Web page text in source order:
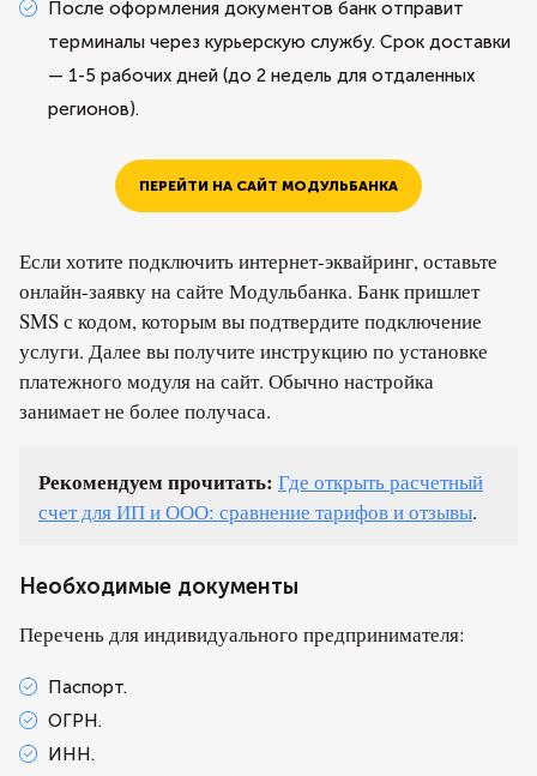
После оформления документов банк отправит
терминалы через курьерскую службу. Срок доставки
— 1-5 рабочих дней (до 2 недель для отдаленных
регионов).
ПЕРЕЙТИ НА САЙТ МОДУЛЬБАНКА
Если хотите подключить интернет-эквайринг, оставьте
онлайн-заявку на сайте Модульбанка. Банк пришлет
SMS с кодом, которым вы подтвердите подключение
услуги. Далее вы получите инструкцию по установке
платежного модуля на сайт. Обычно настройка
занимает не более получаса.
Рекомендуем прочитать: Где открыть расчетный
счет для ИП и ООО: сравнение тарифов и отзывы.
Необходимые документы
Перечень для индивидуального предпринимателя:
Паспорт.
ОГРН.
ИНН.